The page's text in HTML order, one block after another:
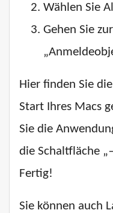
Wählen Sie
Gehen Sie
Hier finden Sie
Start Ihres Macs
Sie die
die Schaltfläche
Fertig!
Sie können auch